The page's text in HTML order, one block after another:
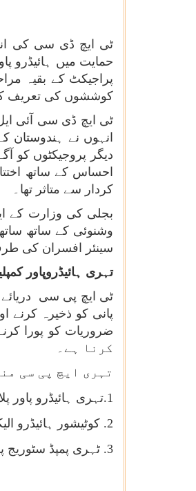
ٹی ایچ ڈی سی کی
حمایت میں ہائیڈرو
پراجیکٹ کے بقیہ
کوششوں کی تعریف کی
ٹی ایچ ڈی سی آئی
انہوں نے ہندوستان
دیگر پروجیکٹوں کو
احساس کے ساتھ
کردار سے متاثر تھا۔
بجلی کی وزارت کے
وشنوئی کے ساتھ
سینئر افسران کی
تہری ہائیڈروپاور
ٹی ایچ پی سی
پانی کو ذخیرہ کرنے
کرنا ہے۔
تہری ایچ پی سی
1.تہری ہائیڈرو پاور پلانٹ (ٹہری
2. کوٹیشور ہائیڈرو الیکٹرک پروجیکٹ (کوٹیشور ایچ ای پی) -
3. ٹہری پمپڈ سٹوریج پلانٹ (ٹہری پی ایس پی) - 1000 میگاواٹ (4